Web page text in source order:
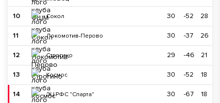
10 Сокол 30 -52 28
11 Локомотив-Перово 30 -37 26
12 Строгино 29 -46 21
13 Космос 30 -52 18
14 ЭЦ РФС "Спарта" 30 -67 18